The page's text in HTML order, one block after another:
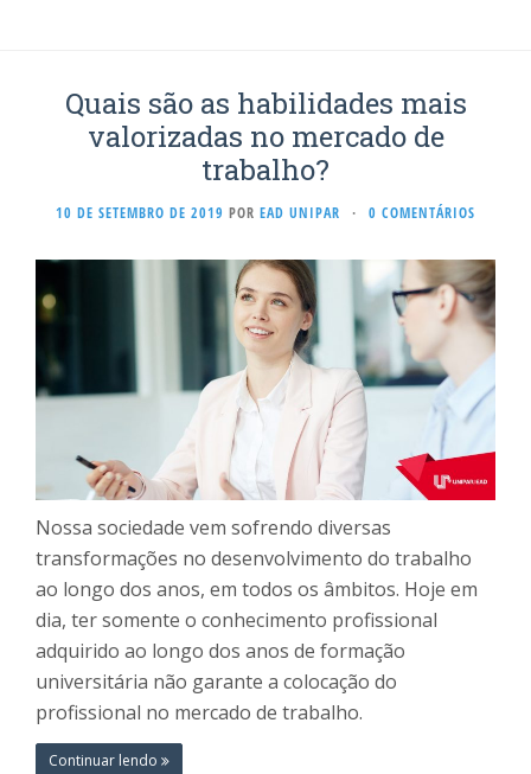
Quais são as habilidades mais
valorizadas no mercado de
trabalho?
10 DE SETEMBRO DE 2019 POR EAD UNIPAR · 0 COMENTÁRIOS
Nossa sociedade vem sofrendo diversas
transformações no desenvolvimento do trabalho
ao longo dos anos, em todos os âmbitos. Hoje em
dia, ter somente o conhecimento profissional
adquirido ao longo dos anos de formação
universitária não garante a colocação do
profissional no mercado de trabalho.
Continuar lendo